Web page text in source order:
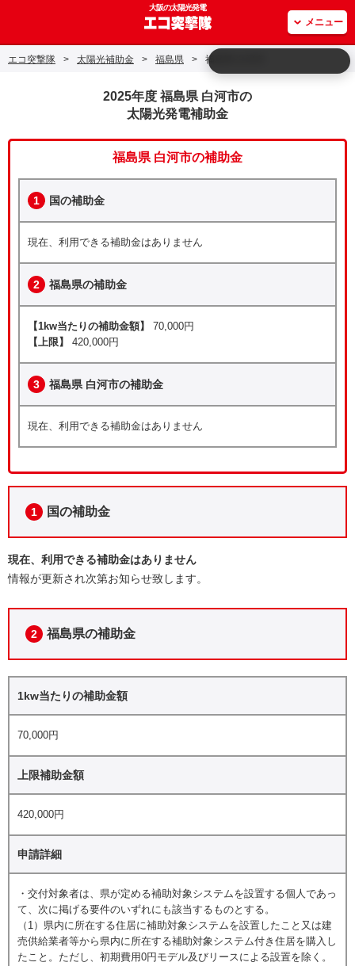
大阪の太陽光発電
メニュー
エコ突撃隊 > 太陽光補助金 > 福島県 > 福島県 白河市
2025年度 福島県 白河市の
太陽光発電補助金
福島県 白河市の補助金
1 国の補助金
現在、利用できる補助金はありません
2 福島県の補助金
【1kw当たりの補助金額】
70,000円
【上限】
420,000円
3 福島県 白河市の補助金
現在、利用できる補助金はありません
1 国の補助金
現在、利用できる補助金はありません
情報が更新され次第お知らせ致します。
2 福島県の補助金
1kw当たりの補助金額
70,000円
上限補助金額
420,000円
申請詳細
・交付対象者は、県が定める補助対象システムを設置する個人であっ
て、次に掲げる要件のいずれにも該当するものとする。
（1）県内に所在する住居に補助対象システムを設置したこと又は建
売供給業者等から県内に所在する補助対象システム付き住居を購入し
たこと。ただし、初期費用0円モデル及びリースによる設置を除く。